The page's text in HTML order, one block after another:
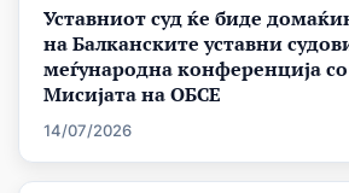
Уставниот суд ќе биде
на Балканските уставни
меѓународна конференција
Мисијата на ОБСЕ
14/07/2026